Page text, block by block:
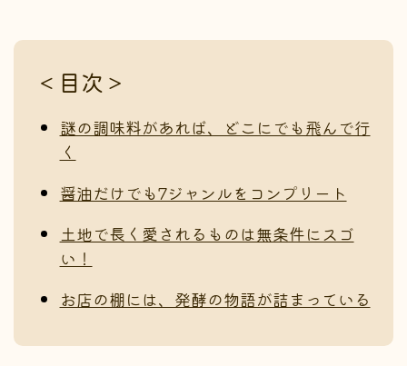
＜目次＞
謎の調味料があれば、どこにでも飛んで行
く
醤油だけでも7ジャンルをコンプリート
土地で長く愛されるものは無条件にスゴ
い！
お店の棚には、発酵の物語が詰まっている